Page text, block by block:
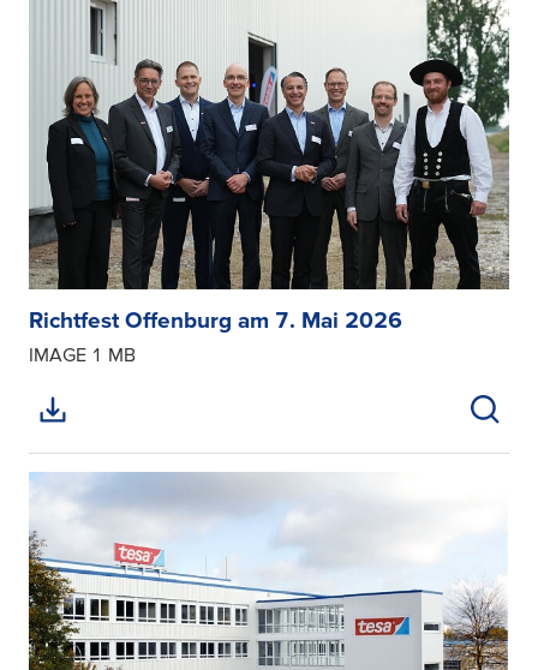
Richtfest Offenburg am 7. Mai 2026
IMAGE 1 MB